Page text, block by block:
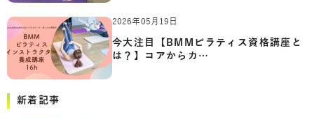
2026年05月19日
今大注目【BMMピラティス資格講座と
は？】コアからカ…
新着記事